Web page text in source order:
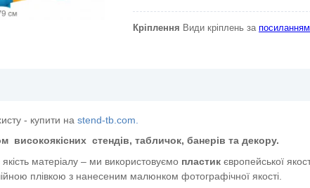
Кріплення Види кріплень за
- купити на stend-tb.com.
високоякісних стендів, табличок, банерів та декору.
матеріалу – ми використовуємо пластик європейської
плівкою з нанесеним малюнком фотографічної якості.